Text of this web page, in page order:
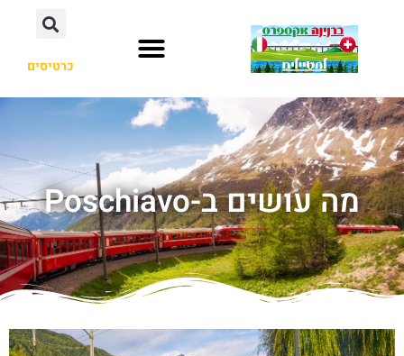
כרטיסים
מה עושים ב-Poschiavo